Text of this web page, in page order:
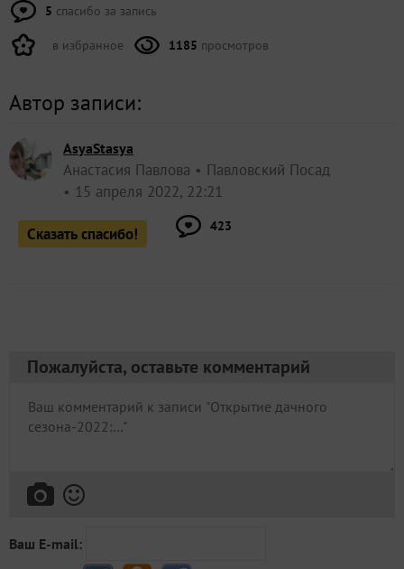
5 спасибо за запись
в избранное 1185 просмотров
Автор записи:
AsyaStasya
Анастасия Павлова
Павловский Посад
15 апреля 2022, 22:21
Сказать спасибо! 423
Пожалуйста, оставьте комментарий
Ваш E-mail: